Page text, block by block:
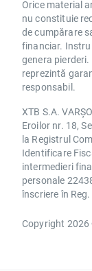
Orice material
nu constituie
de cumpărare
financiar.
genera
reprezintă
responsabil.
XTB S.A.
Eroilor nr. 18,
la Registrul
Identificare
intermedieri
personale
înscriere în
Copyright 2026